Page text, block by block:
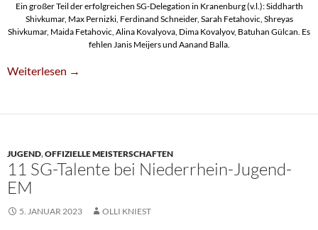
Ein großer Teil der erfolgreichen SG-Delegation in Kranenburg (v.l.): Siddharth
Shivkumar, Max Pernizki, Ferdinand Schneider, Sarah Fetahovic, Shreyas
Shivkumar, Maida Fetahovic, Alina Kovalyova, Dima Kovalyov, Batuhan Gülcan. Es
fehlen Janis Meijers und Aanand Balla.
Sarah Fetahovic Ist U16w-Niederrheinmeisterin
Weiterlesen →
JUGEND,OFFIZIELLE MEISTERSCHAFTEN
11 SG-Talente bei Niederrhein-Jugend-
EM
5. JANUAR 2023 OLLI KNIEST